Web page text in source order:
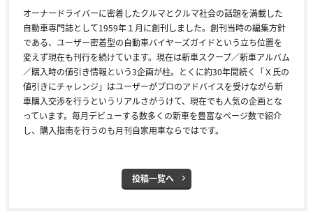
オーナードライバーに密着したクルマとクルマ社会の話題を満載した
自動車専門誌として1959年１月に創刊しました。創刊当時の編集方針
である、ユーザー密着型の自動車バイヤーズガイドという立ち位置を
変えず現在も刊行を続けています。現在は新車スクープ／新車アルバム
／購入時の値引き情報という3企画が柱。とくに約30年間続く「Ｘ氏の
値引きにチャレンジ」はユーザーがプロのアドバイスを受けながら新
車購入交渉を行うというリアルさがうけて、現在でも人気の企画とな
っています。毎月デビューする数多くの新車を豊富なページ数で紹介
し、購入指南を行うのも月刊自家用車ならではです。
投稿一覧へ